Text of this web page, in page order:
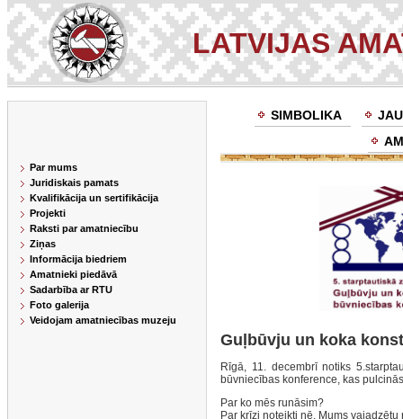
LATVIJAS
SIMBOLIKA
Par mums
Juridiskais pamats
Kvalifikācija un sertifikācija
Projekti
Raksti par amatniecību
Ziņas
Informācija biedriem
Amatnieki piedāvā
Sadarbība ar RTU
Foto galerija
Veidojam amatniecības muzeju
Guļbūvju un koka
Rīgā, 11. decembrī notiks
būvniecības konference, kas
Par ko mēs runāsim?
Par krīzi noteikti nē. Mums